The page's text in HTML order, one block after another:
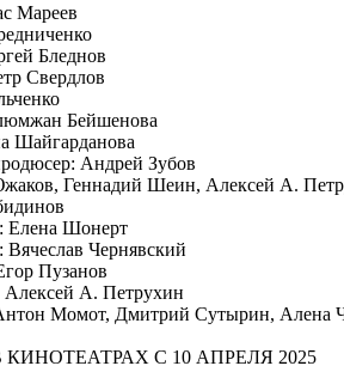
Мареев
Бледнов
Свердлов
Бейшенова
Шайгарданова
Андрей Зубов
Геннадий Шеин, Алексей А.
Елена Шонерт
Чернявский
Пузанов
А. Петрухин
Момот, Дмитрий Сутырин, Алена
С 10 АПРЕЛЯ 2025